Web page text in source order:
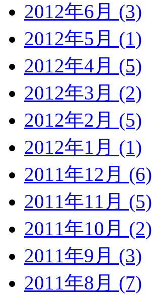
2012年6月 (3)
2012年5月 (1)
2012年4月 (5)
2012年3月 (2)
2012年2月 (5)
2012年1月 (1)
2011年12月 (6)
2011年11月 (5)
2011年10月 (2)
2011年9月 (3)
2011年8月 (7)